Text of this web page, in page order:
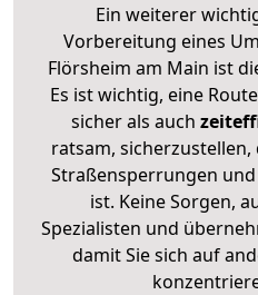
Ein weiterer
Vorbereitung eines
Flörsheim am Main ist
Es ist wichtig, eine
sicher als auch
ratsam,
Straßensperrungen
ist. Keine Sorgen,
Spezialisten und
damit Sie sich auf